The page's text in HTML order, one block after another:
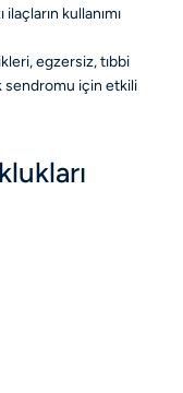
kullanımı
egzersiz, tıbbi
sendromu için etkili